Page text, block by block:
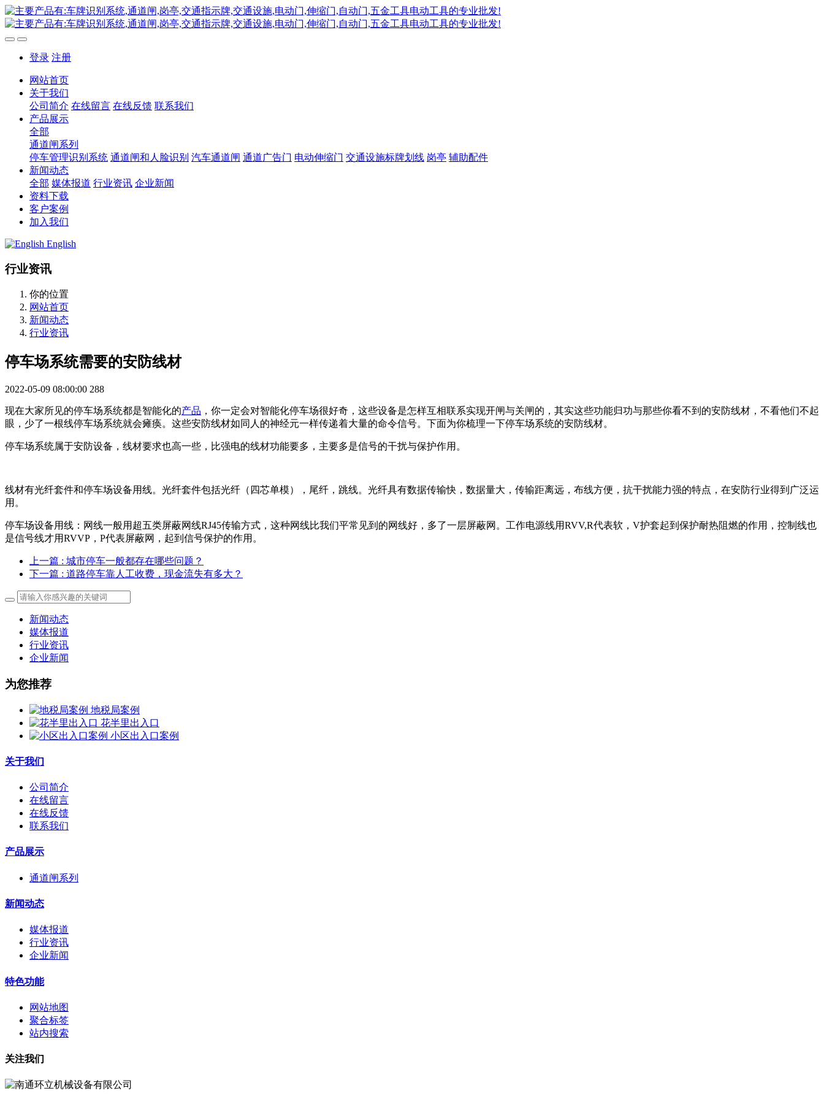
登录 注册
网站首页
关于我们
公司简介 在线留言 在线反馈 联系我们
产品展示
全部
通道闸系列
停车管理识别系统 通道闸和人脸识别 汽车通道闸 通道广告门 电动伸缩门 交通设施标牌划线 岗亭 辅助配件
新闻动态
全部 媒体报道 行业资讯 企业新闻
资料下载
客户案例
加入我们
English
行业资讯
你的位置
网站首页
新闻动态
行业资讯
停车场系统需要的安防线材
2022-05-09 08:00:00 288
现在大家所见的停车场系统都是智能化的产品 ，你一定会对智能化停车场很好奇，这些设备是怎样互相联系实现开闸与关闸的，其实这些功能归功与那些你看不到的安防线材，不看他们不起
眼，少了一根线停车场系统就会瘫痪。这些安防线材如同人的神经元一样传递着大量的命令信号。下面为你梳理一下停车场系统的安防线材。
停车场系统属于安防设备，线材要求也高一些，比强电的线材功能要多，主要多是信号的干扰与保护作用。
线材有光纤套件和停车场设备用线。光纤套件包括光纤（四芯单模），尾纤，跳线。光纤具有数据传输快，数据量大，传输距离远，布线方便，抗干扰能力强的特点，在安防行业得到广泛运
用。
停车场设备用线：网线一般用超五类屏蔽网线RJ45传输方式，这种网线比我们平常见到的网线好，多了一层屏蔽网。工作电源线用RVV,R代表软，V护套起到保护耐热阻燃的作用，控制线也
是信号线才用RVVP，P代表屏蔽网，起到信号保护的作用。
上一篇 : 城市停车一般都存在哪些问题？
下一篇 : 道路停车靠人工收费，现金流失有多大？
新闻动态
媒体报道
行业资讯
企业新闻
为您推荐
地税局案例
花半里出入口
小区出入口案例
关于我们
公司简介
在线留言
在线反馈
联系我们
产品展示
通道闸系列
新闻动态
媒体报道
行业资讯
企业新闻
特色功能
网站地图
聚合标签
站内搜索
关注我们